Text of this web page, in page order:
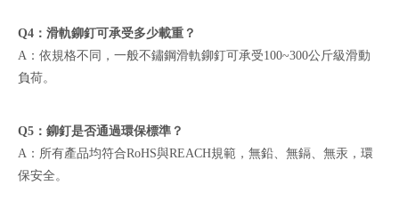
Q4：滑軌鉚釘可承受多少載重？
A：依規格不同，一般不鏽鋼滑軌鉚釘可承受100~300公斤級滑動
負荷。
Q5：鉚釘是否通過環保標準？
A：所有產品均符合RoHS與REACH規範，無鉛、無鎘、無汞，環
保安全。